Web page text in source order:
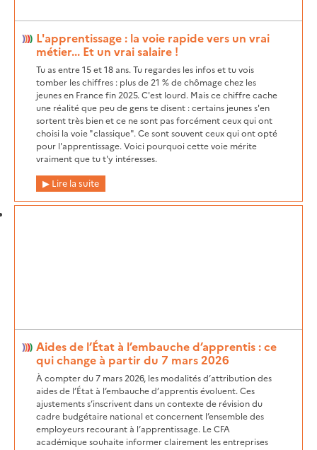
L'apprentissage : la voie rapide vers un vrai
métier... Et un vrai salaire !
Tu as entre 15 et 18 ans. Tu regardes les infos et tu vois
tomber les chiffres : plus de 21 % de chômage chez les
jeunes en France fin 2025. C'est lourd. Mais ce chiffre cache
une réalité que peu de gens te disent : certains jeunes s'en
sortent très bien et ce ne sont pas forcément ceux qui ont
choisi la voie "classique". Ce sont souvent ceux qui ont opté
pour l'apprentissage. Voici pourquoi cette voie mérite
vraiment que tu t'y intéresses.
Lire la suite
Aides de l’État à l’embauche d’apprentis : ce
qui change à partir du 7 mars 2026
À compter du 7 mars 2026, les modalités d’attribution des
aides de l’État à l’embauche d’apprentis évoluent. Ces
ajustements s’inscrivent dans un contexte de révision du
cadre budgétaire national et concernent l’ensemble des
employeurs recourant à l’apprentissage. Le CFA
académique souhaite informer clairement les entreprises